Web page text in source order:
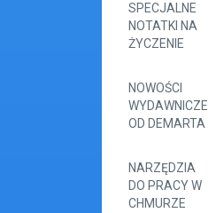
SPECJALNE
NOTATKI NA
ŻYCZENIE
NOWOŚCI
WYDAWNICZE
OD DEMARTA
NARZĘDZIA
DO PRACY W
CHMURZE